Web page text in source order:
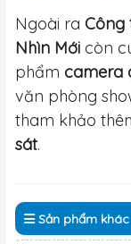
Ngoài ra Công
Nhìn Mới còn
phẩm camera
văn phòng
tham khảo
sát.
Sản phẩm khác